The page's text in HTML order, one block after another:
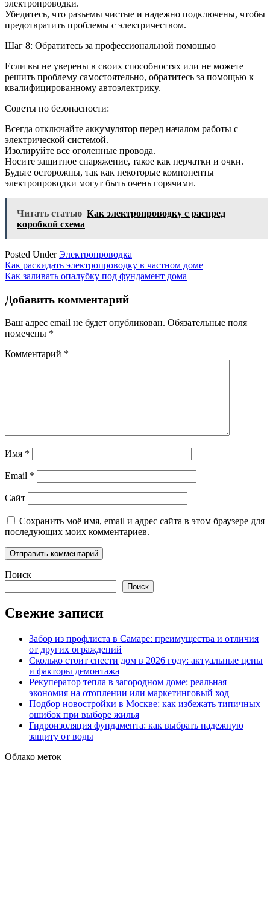
электропроводки.
Убедитесь, что разъемы чистые и надежно подключены, чтобы
предотвратить проблемы с электричеством.
Шаг 8: Обратитесь за профессиональной помощью
Если вы не уверены в своих способностях или не можете
решить проблему самостоятельно, обратитесь за помощью к
квалифицированному автоэлектрику.
Советы по безопасности:
Всегда отключайте аккумулятор перед началом работы с
электрической системой.
Изолируйте все оголенные провода.
Носите защитное снаряжение, такое как перчатки и очки.
Будьте осторожны, так как некоторые компоненты
электропроводки могут быть очень горячими.
Читать статью Как электропроводку с распред
коробкой схема
Posted UnderЭлектропроводка
Навигация
по
записям
Как раскидать электропроводку в частном доме
Как заливать опалубку под фундамент дома
Добавить комментарий
Ваш адрес email не будет опубликован. Обязательные поля
помечены *
Комментарий *
Имя *
Email *
Сайт
Сохранить моё имя, email и адрес сайта в этом браузере для
последующих моих комментариев.
Поиск
Поиск
Свежие записи
Забор из профлиста в Самаре: преимущества и отличия
от других ограждений
Сколько стоит снести дом в 2026 году: актуальные цены
и факторы демонтажа
Рекуператор тепла в загородном доме: реальная
экономия на отоплении или маркетинговый ход
Подбор новостройки в Москве: как избежать типичных
ошибок при выборе жилья
Гидроизоляция фундамента: как выбрать надежную
защиту от воды
Облако меток